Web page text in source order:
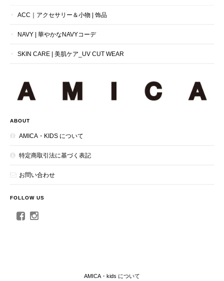
ACC｜アクセサリー＆小物 | 饰品
NAVY | 華やかなNAVYコーデ
SKIN CARE | 美肌ケア_UV CUT WEAR
ABOUT
AMICA・KIDS について
特定商取引法に基づく表記
お問い合わせ
FOLLOW US
AMICA・kids について